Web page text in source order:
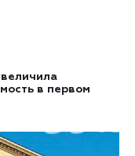
в первом